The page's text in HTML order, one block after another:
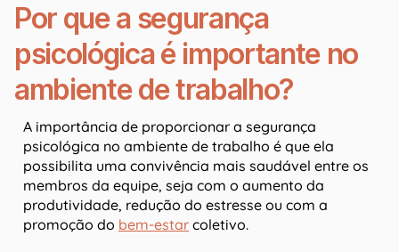
Por que a segurança
psicológica é importante no
ambiente de trabalho?
A importância de proporcionar a segurança
psicológica no ambiente de trabalho é que ela
possibilita uma convivência mais saudável entre os
membros da equipe, seja com o aumento da
produtividade, redução do estresse ou com a
promoção do bem-estar coletivo.